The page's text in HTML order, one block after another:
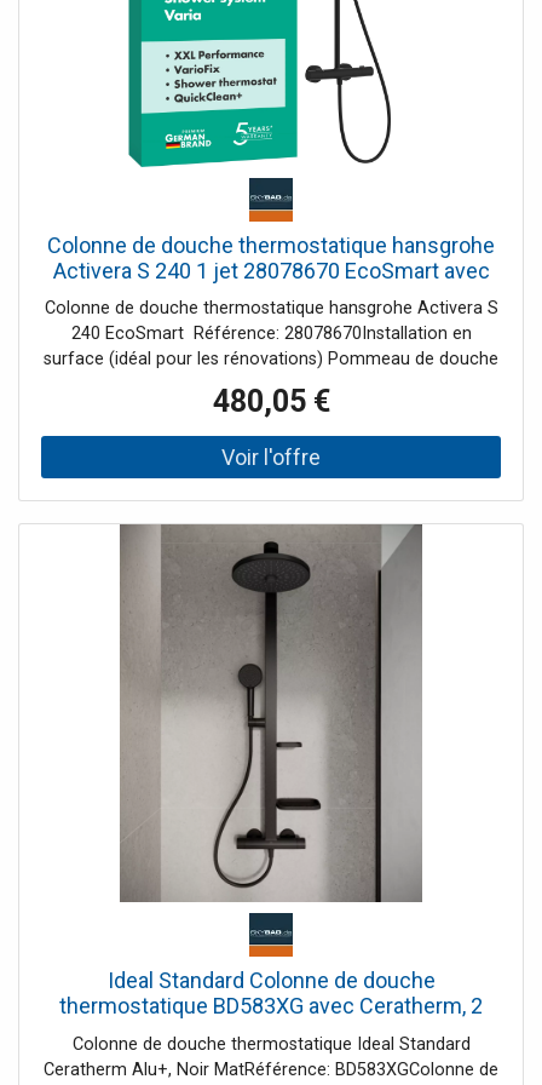
raccordement DN 15 Filetage de raccordement G 1 / 2
Pas 150 +/-12 mm Nettoyage rapide Des performances
XXL
Colonne de douche thermostatique hansgrohe
Activera S 240 1 jet 28078670 EcoSmart avec
Ecostat Fine Varia, économie d'eau 8 l/min, noir
mat
Colonne de douche thermostatique hansgrohe Activera S
240 EcoSmart Référence: 28078670Installation en
surface (idéal pour les rénovations) Pommeau de douche
extra-large XXL (240 mm) Niveau de raccordement:
DN15Filetage de raccordement: G ½Entraxe: 150 ± 12
mmSupport mural réglableEntraxe réglable: 750 - 850
mmTuyau recoupableSécurité anti-retour
Douche de tête 1 jetMode de jet: RainDiamètre: 240
mmLongueur du bras de douche: 344 mmAngle
réglableDisque de pulvérisation Finition: Graphite
Pommeau de douche amovible Douchette à main 2
jetsModes de jet: Rain et ImpactRainChangement de jet
par simple pression (Select) Jouet puissant (FlexPower)
Élimination automatique du calcaire (QuickClean+)
Mitigeur douche thermostatique Ecostat FineSécurité de
température à 40 °CLimiteur d'eau chaude
réglableCompatible avec les chauffe-eau
instantanés Barre de doucheDiamètre : 22 mm Support de
douchettePushSlider : Le support de douchette pivote et
se déplace facilement d'une seule main Flexible de
douche Contenu de la livraison: Tuyau de douche avec
thermostatRaccords en SKit de fixationNotice
d'installation Activera S permet de réaliser des économies
d'eau tout en offrant une expérience de douche
complèteIssu de la recherche hansgrohe sur les jets, le
nouveau système de douche hansgrohe Activera S 240
allie puissance et économie d'eau. Le jet Rain vivifiant
vous réveille le matin et vous redonne de l'énergie le soir.
Le tout en consommant moins d'eau : grâce à la
480,05 €
Ideal Standard Colonne de douche
thermostatique BD583XG avec Ceratherm, 2
tablettes, Noir Mat
Colonne de douche thermostatique Ideal Standard
Ceratherm Alu+, Noir MatRéférence: BD583XGColonne de